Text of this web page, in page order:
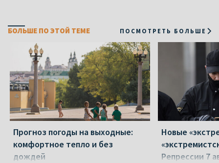
БОЛЬШЕ ПО ЭТОЙ ТЕМЕ ПОСМОТРЕТЬ БОЛЬШЕ
Прогноз погоды на выходные:
комфортное тепло и без
дождей
Новые
Репрессии 7